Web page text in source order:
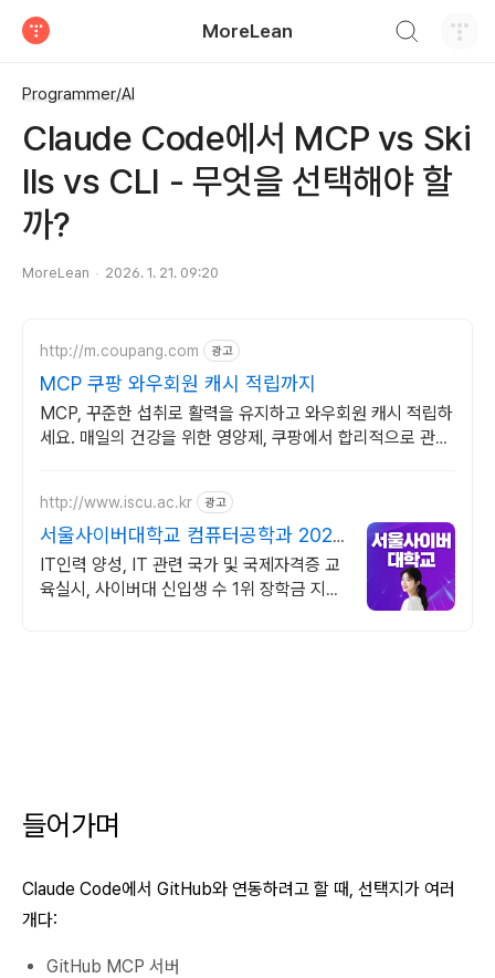
MoreLean
Programmer/AI
Claude Code에서 MCP vs Ski
lls vs CLI - 무엇을 선택해야 할
까?
MoreLean 2026. 1. 21. 09:20
http://m.coupang.com 광고
MCP 쿠팡 와우회원 캐시 적립까지
MCP, 꾸준한 섭취로 활력을 유지하고 와우회원 캐시 적립하
세요. 매일의 건강을 위한 영양제, 쿠팡에서 합리적으로 관리
http://www.iscu.ac.kr 광고
서울사이버대학교 컴퓨터공학과 2026
가을학기 신편입생
IT인력 양성, IT 관련 국가 및 국제자격증 교
육실시, 사이버대 신입생 수 1위 장학금 지급
들어가며
Claude Code에서 GitHub와 연동하려고 할 때, 선택지가 여러
개다:
GitHub MCP 서버